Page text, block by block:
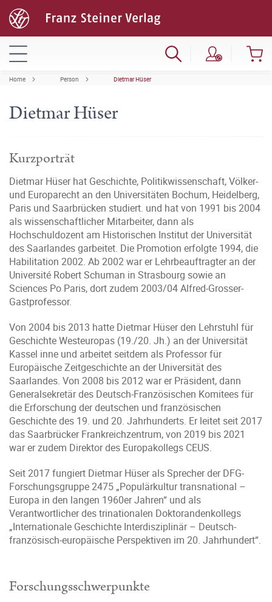
Home Person Dietmar Hüser
Dietmar Hüser
Kurzporträt
Dietmar Hüser hat Geschichte, Politikwissenschaft, Völker-
und Europarecht an den Universitäten Bochum, Heidelberg,
Paris und Saarbrücken studiert. und hat von 1991 bis 2004
als wissenschaftlicher Mitarbeiter, dann als
Hochschuldozent am Historischen Institut der Universität
des Saarlandes garbeitet. Die Promotion erfolgte 1994, die
Habilitation 2002. Ab 2002 war er Lehrbeauftragter an der
Université Robert Schuman in Strasbourg sowie an
Sciences Po Paris, dort zudem 2003/04 Alfred-Grosser-
Gastprofessor.
Von 2004 bis 2013 hatte Dietmar Hüser den Lehrstuhl für
Geschichte Westeuropas (19./20. Jh.) an der Universität
Kassel inne und arbeitet seitdem als Professor für
Europäische Zeitgeschichte an der Universität des
Saarlandes. Von 2008 bis 2012 war er Präsident, dann
Generalsekretär des Deutsch-Französischen Komitees für
die Erforschung der deutschen und französischen
Geschichte des 19. und 20. Jahrhunderts. Er leitet seit 2017
das Saarbrücker Frankreichzentrum, von 2019 bis 2021
war er zudem Direktor des Europakollegs CEUS.
Seit 2017 fungiert Dietmar Hüser als Sprecher der DFG-
Forschungsgruppe 2475 „Populärkultur transnational –
Europa in den langen 1960er Jahren“ und als
Verantwortlicher des trinationalen Doktorandenkollegs
„Internationale Geschichte Interdisziplinär – Deutsch-
französisch-europäische Perspektiven im 20. Jahrhundert“.
Forschungsschwerpunkte